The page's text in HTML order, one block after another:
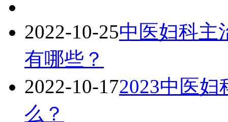
2022-10-25中医妇科主
有哪些？
2022-10-172023中医
么？